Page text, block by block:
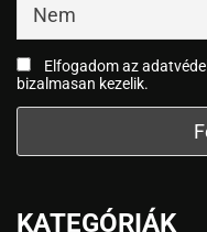
Elfogadom az
bizalmasan kezelik.
KATEGÓRIÁK